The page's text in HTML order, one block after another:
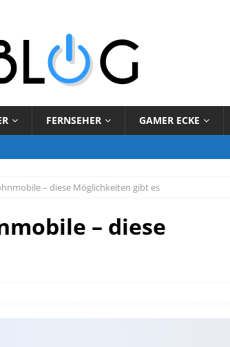
FERNSEHER GAMER ECKE
– diese Möglichkeiten gibt es
– diese